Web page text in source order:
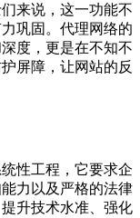
来说，这一功能不
巩固。代理网络的
度，更是在不知不
屏障，让网站的反
性工程，它要求企
力以及严格的法律
升技术水准、强化